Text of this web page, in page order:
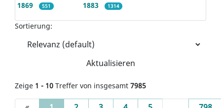
1869 551 1883 1314
Sortierung:
Aktualisieren
Zeige 1 - 10 Treffer von insgesamt 7985